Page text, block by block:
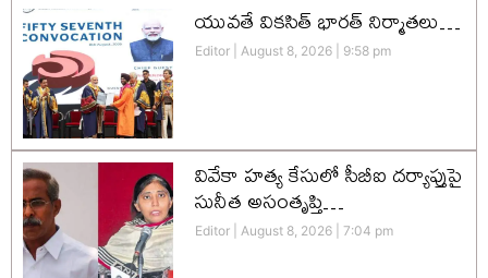
యువతే వికసిత్‌ భారత్‌ నిర్మాతలు…
Editor August 8, 2026 9:58 pm
వివేకా హత్య కేసులో సీబీఐ దర్యాప్తుపై
సునీత అసంతృప్తి…
Editor August 8, 2026 7:04 pm